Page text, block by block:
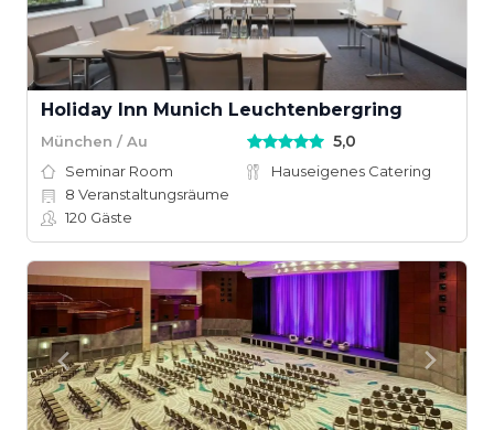
Holiday Inn Munich Leuchtenbergring
München / Au 5,0
Seminar Room
Hauseigenes Catering
8 Veranstaltungsräume
120 Gäste